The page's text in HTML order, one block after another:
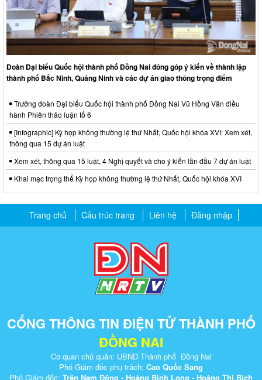
Đoàn Đại biểu Quốc hội thành phố Đồng Nai đóng góp ý kiến về thành lập
thành phố Bắc Ninh, Quảng Ninh và các dự án giao thông trọng điểm
Trưởng đoàn Đại biểu Quốc hội thành phố Đồng Nai Vũ Hồng Văn điều
hành Phiên thảo luận tổ 6
[Infographic] Kỳ họp không thường lệ thứ Nhất, Quốc hội khóa XVI: Xem xét,
thông qua 15 dự án luật
Xem xét, thông qua 15 luật, 4 Nghị quyết và cho ý kiến lần đầu 7 dự án luật
Khai mạc trọng thể Kỳ họp không thường lệ thứ Nhất, Quốc hội khóa XVI
Trang chủ Cấu trúc trang Liên hệ Đăng nhập
CỔNG THÔNG TIN ĐIỆN TỬ THÀNH PHỐ
ĐỒNG NAI
Cơ quan chủ quản: UBND Thành phố Đồng Nai
Phó Giám đốc phụ trách: Cao Quốc Sang
Phó Giám đốc: Trần Nam Đông - Hoàng Bình Long - Hoàng Thị Bích